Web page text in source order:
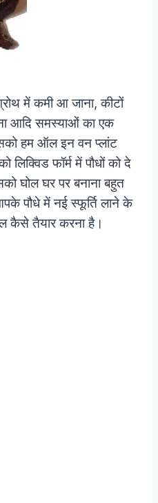
में कमी आ जाना, कीटों
आदि समस्याओं का एक
हम ऑल इन वन प्लांट
फॉर्म में पौधों को दे
घोल घर पर बनाना बहुत
पौधे में नई स्फूर्ति लाने के
कैसे तैयार करना है।